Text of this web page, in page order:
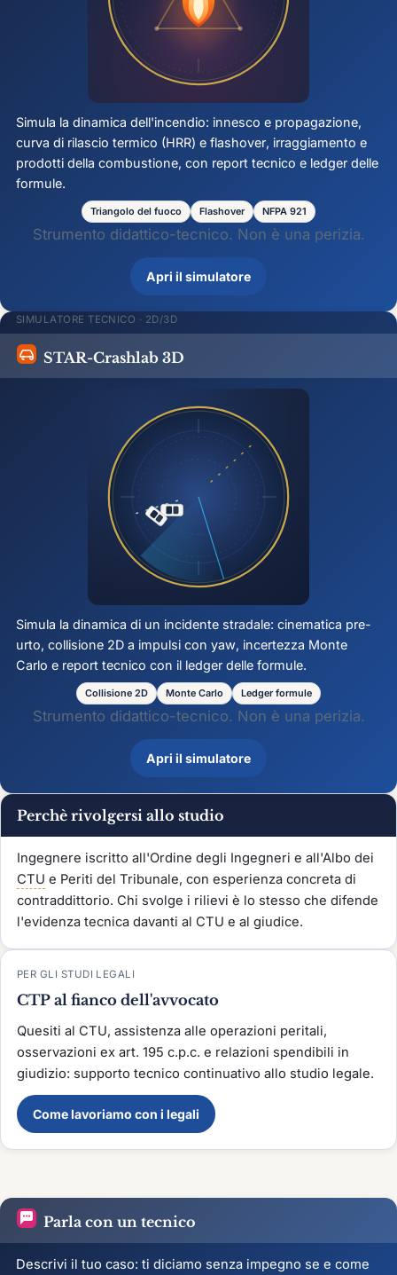
Simula la dinamica dell'incendio: innesco e propagazione,
curva di rilascio termico (HRR) e flashover, irraggiamento e
prodotti della combustione, con report tecnico e ledger delle
formule.
Triangolo del fuoco Flashover NFPA 921
Strumento didattico-tecnico. Non è una perizia.
Apri il simulatore
SIMULATORE TECNICO · 2D/3D
STAR-Crashlab 3D
Simula la dinamica di un incidente stradale: cinematica pre-
urto, collisione 2D a impulsi con yaw, incertezza Monte
Carlo e report tecnico con il ledger delle formule.
Collisione 2D Monte Carlo Ledger formule
Strumento didattico-tecnico. Non è una perizia.
Apri il simulatore
Perchè rivolgersi allo studio
Ingegnere iscritto all'Ordine degli Ingegneri e all'Albo dei
CTU e Periti del Tribunale, con esperienza concreta di
contraddittorio. Chi svolge i rilievi è lo stesso che difende
l'evidenza tecnica davanti al CTU e al giudice.
PER GLI STUDI LEGALI
CTP al fianco dell'avvocato
Quesiti al CTU, assistenza alle operazioni peritali,
osservazioni ex art. 195 c.p.c. e relazioni spendibili in
giudizio: supporto tecnico continuativo allo studio legale.
Come lavoriamo con i legali
Parla con un tecnico
Descrivi il tuo caso: ti diciamo senza impegno se e come